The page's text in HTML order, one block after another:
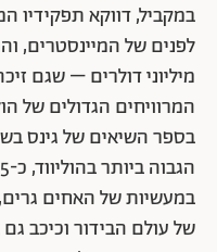
במקביל, דווקא תפקידיו
לפנים של המיינסטרים,
מיליוני דולרים – שגם
המרוויחים הגדולים של
במעשיות של האחים
של עולם הבידור וכיכב